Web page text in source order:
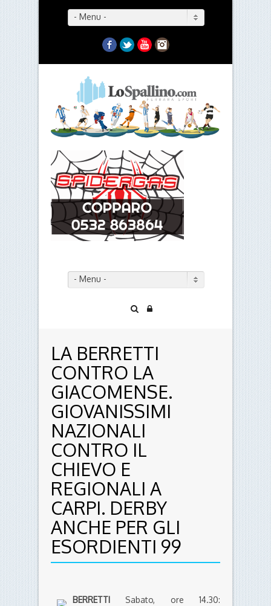
- Menu -
Facebook
TwitterYouTubeInstagram
- Menu -
LA BERRETTI
CONTRO LA
GIACOMENSE.
GIOVANISSIMI
NAZIONALI
CONTRO IL
CHIEVO E
REGIONALI A
CARPI. DERBY
ANCHE PER GLI
ESORDIENTI 99
BERRETTI Sabato, ore 14.30: